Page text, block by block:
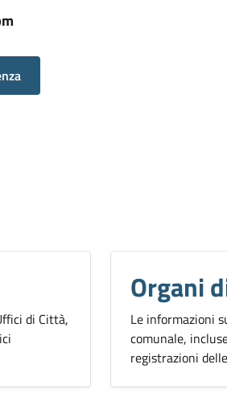
di Città,
Organi
Le informazioni
comunale,
registrazioni